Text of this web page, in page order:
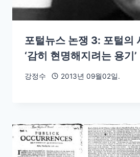
포털뉴스 논쟁 3: 포털의
‘감히 현명해지려는 용기’
강정수 2013년 09월02일.